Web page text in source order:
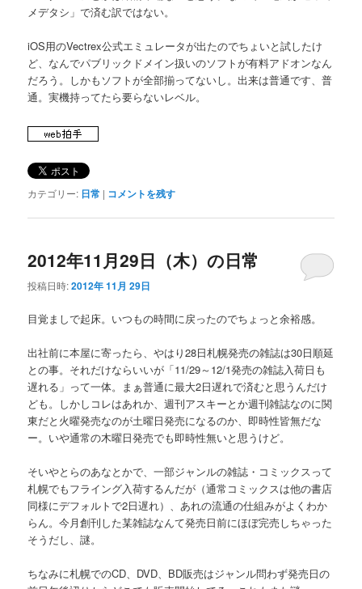
メデタシ」で済む訳ではない。
iOS用のVectrex公式エミュレータが出たのでちょいと試したけ
ど、なんでパブリックドメイン扱いのソフトが有料アドオンなん
だろう。しかもソフトが全部揃ってないし。出来は普通です、普
通。実機持ってたら要らないレベル。
カテゴリー: 日常 | コメントを残す
2012年11月29日（木）の日常
投稿日時:2012年 11月 29日
目覚ましで起床。いつもの時間に戻ったのでちょっと余裕感。
出社前に本屋に寄ったら、やはり28日札幌発売の雑誌は30日順延
との事。それだけならいいが「11/29～12/1発売の雑誌入荷日も
遅れる」って一体。まぁ普通に最大2日遅れで済むと思うんだけ
ども。しかしコレはあれか、週刊アスキーとか週刊雑誌なのに関
東だと火曜発売なのが土曜日発売になるのか、即時性皆無だな
ー。いや通常の木曜日発売でも即時性無いと思うけど。
そいやとらのあなとかで、一部ジャンルの雑誌・コミックスって
札幌でもフライング入荷するんだが（通常コミックスは他の書店
同様にデフォルトで2日遅れ）、あれの流通の仕組みがよくわか
らん。今月創刊した某雑誌なんて発売日前にほぼ完売しちゃった
そうだし、謎。
ちなみに札幌でのCD、DVD、BD販売はジャンル問わず発売日の